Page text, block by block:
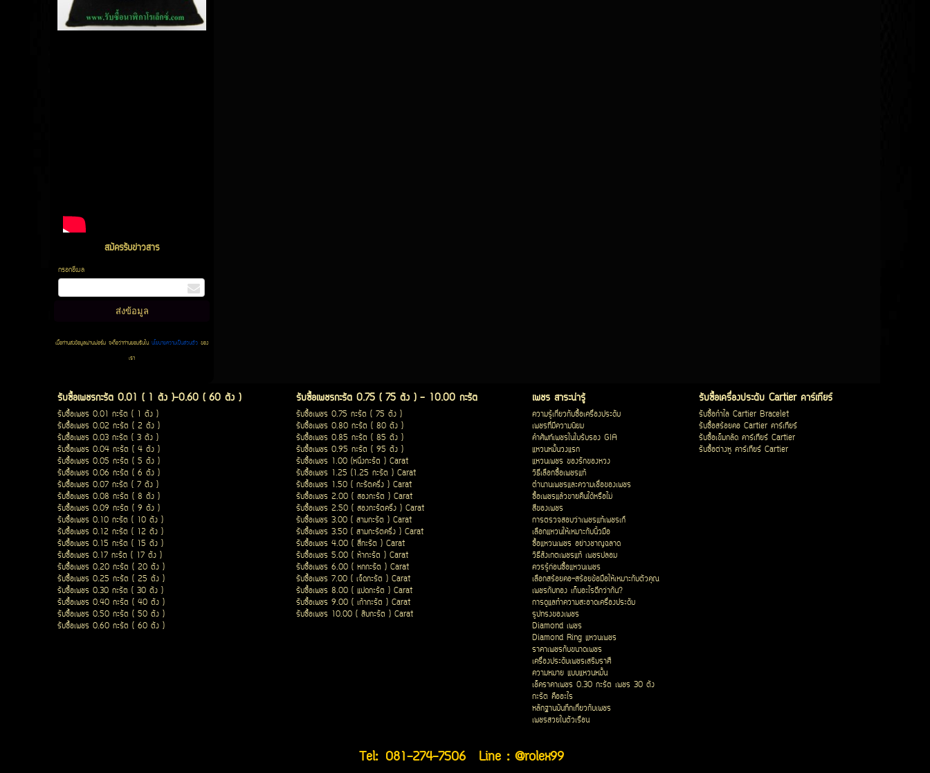
สมัครรับข่าวสาร
กรอกอีเมล
เมื่อท่านส่งข้อมูลผ่านฟอร์ม จะถือว่าท่านยอมรับในนโยบายความเป็นส่วนตัวของ
เรา
รับซื้อเพชรกะรัต 0.01 ( 1 ตัง )-0.60 ( 60 ตัง )
รับซื้อเพชร 0.01 กะรัต ( 1 ตัง )
รับซื้อเพชร 0.02 กะรัต ( 2 ตัง )
รับซื้อเพชร 0.03 กะรัต ( 3 ตัง )
รับซื้อเพชร 0.04 กะรัต ( 4 ตัง )
รับซื้อเพชร 0.05 กะรัต ( 5 ตัง )
รับซื้อเพชร 0.06 กะรัต ( 6 ตัง )
รับซื้อเพชร 0.07 กะรัต ( 7 ตัง )
รับซื้อเพชร 0.08 กะรัต ( 8 ตัง )
รับซื้อเพชร 0.09 กะรัต ( 9 ตัง )
รับซื้อเพชร 0.10 กะรัต ( 10 ตัง )
รับซื้อเพชร 0.12 กะรัต ( 12 ตัง )
รับซื้อเพชร 0.15 กะรัต ( 15 ตัง )
รับซื้อเพชร 0.17 กะรัต ( 17 ตัง )
รับซื้อเพชร 0.20 กะรัต ( 20 ตัง )
รับซื้อเพชร 0.25 กะรัต ( 25 ตัง )
รับซื้อเพชร 0.30 กะรัต ( 30 ตัง )
รับซื้อเพชร 0.40 กะรัต ( 40 ตัง )
รับซื้อเพชร 0.50 กะรัต ( 50 ตัง )
รับซื้อเพชร 0.60 กะรัต ( 60 ตัง )
รับซื้อเพชรกะรัต 0.75 ( 75 ตัง ) - 10.00 กะรัต
รับซื้อเพชร 0.75 กะรัต ( 75 ตัง )
รับซื้อเพชร 0.80 กะรัต ( 80 ตัง )
รับซื้อเพชร 0.85 กะรัต ( 85 ตัง )
รับซื้อเพชร 0.95 กะรัต ( 95 ตัง )
รับซื้อเพชร 1.00 (หนึ่งกะรัต ) Carat
รับซื้อเพชร 1.25 (1.25 กะรัต ) Carat
รับซื้อเพชร 1.50 ( กะรัตครึ่ง ) Carat
รับซื้อเพชร 2.00 ( สองกะรัต ) Carat
รับซื้อเพชร 2.50 ( สองกะรัตครึ่ง ) Carat
รับซื้อเพชร 3.00 ( สามกะรัต ) Carat
รับซื้อเพชร 3.50 ( สามกะรัตครึ่ง ) Carat
รับซื้อเพชร 4.00 ( สี่กะรัต ) Carat
รับซื้อเพชร 5.00 ( ห้ากะรัต ) Carat
รับซื้อเพชร 6.00 ( หกกะรัต ) Carat
รับซื้อเพชร 7.00 ( เจ็ดกะรัต ) Carat
รับซื้อเพชร 8.00 ( แปดกะรัต ) Carat
รับซื้อเพชร 9.00 ( เก้ากะรัต ) Carat
รับซื้อเพชร 10.00 ( สิบกะรัต ) Carat
เพชร สาระน่ารู้
ความรู้เกี่ยวกับซื้อเครื่องประดับ
เพชรที่มีความนิยม
คำศัพท์เพชรในใบรับรอง GIA
แหวนหมั้นวงแรก
แหวนเพชร ของรักของหวง
วิธีเลือกซื้อเพชรแท้
ตำนานเพชรและความเชื่อของเพชร
ซื้อเพชรแล้วขายคืนได้หรือไม่
สีของเพชร
การตรวจสอบว่าเพชรแท้เพชรเก๊
เลือกแหวนให้เหมาะกับนิ้วมือ
ซื้อแหวนเพชร อย่างชาญฉลาด
วิธีสังเกตเพชรแท้ เพชรปลอม
ควรรู้ก่อนซื้อแหวนเพชร
เลือกสร้อยคอ-สร้อยข้อมือให้เหมาะกับตัวคุณ
เพชรกับทอง เก็บอะไรดีกว่ากัน?
การดูแลทำความสะอาดเครื่องประดับ
รูปทรงของเพชร
Diamond เพชร
Diamond Ring แหวนเพชร
ราคาเพชรกับขนาดเพชร
เครื่องประดับเพชรเสริมราศี
ความหมาย แบบแหวนหมั้น
เช็คราคาเพชร 0.30 กะรัต เพชร 30 ตัง
กะรัต คืออะไร
หลักฐานบันทึกเกี่ยวกับเพชร
เพชรสวยในตัวเรือน
รับซื้อเครื่องประดับ Cartier คาร์เทียร์
รับซื้อกำไล Cartier Bracelet
รับซื้อสร้อยคอ Cartier คาร์เทียร์
รับซื้อเข็มกลัด คาร์เทียร์ Cartier
รับซื้อต่างหู คาร์เทียร์ Cartier
Tel: 081-274-7506
Line : @rolex99